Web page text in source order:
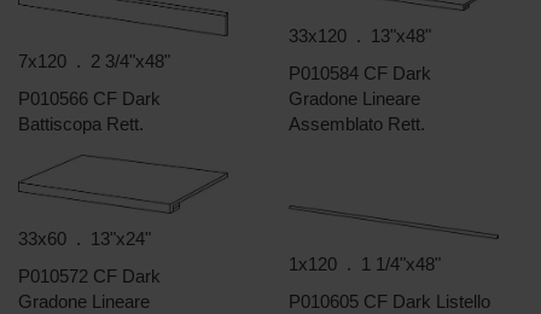
7x120 . 2 3/4"x48"
P010566 CF Dark
Battiscopa Rett.
33x120 . 13"x48"
P010584 CF Dark
Gradone Lineare
Assemblato Rett.
33x60 . 13"x24"
P010572 CF Dark
Gradone Lineare
1x120 . 1 1/4"x48"
P010605 CF Dark Listello